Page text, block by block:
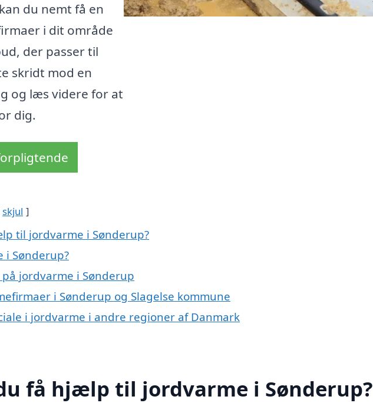
du nemt få en
i dit område
der passer til
skridt mod en
og læs videre for at
dig.
skjul
til jordvarme i Sønderup?
i Sønderup?
jordvarme i Sønderup
i Sønderup og Slagelse kommune
i jordvarme i andre regioner af Danmark
få hjælp til jordvarme i Sønderup?